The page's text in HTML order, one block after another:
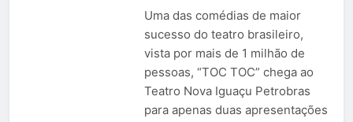
Uma das comédias de maior
sucesso do teatro brasileiro,
vista por mais de 1 milhão de
pessoas, “TOC TOC” chega ao
Teatro Nova Iguaçu Petrobras
para apenas duas apresentações